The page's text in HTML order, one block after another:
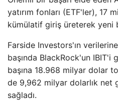
yatırım fonları (ETF'ler), 17
kümülatif giriş üreterek yeni
Farside Investors'ın
başında BlackRock'un
başına 18.968 milyar dolar
de 9,962 milyar dolarlık net
sağladı.